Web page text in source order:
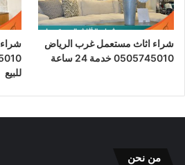
شراء اثاث مستعمل غرب الرياض
0505745010 خدمة 24 ساعة
للبيع
من نحن